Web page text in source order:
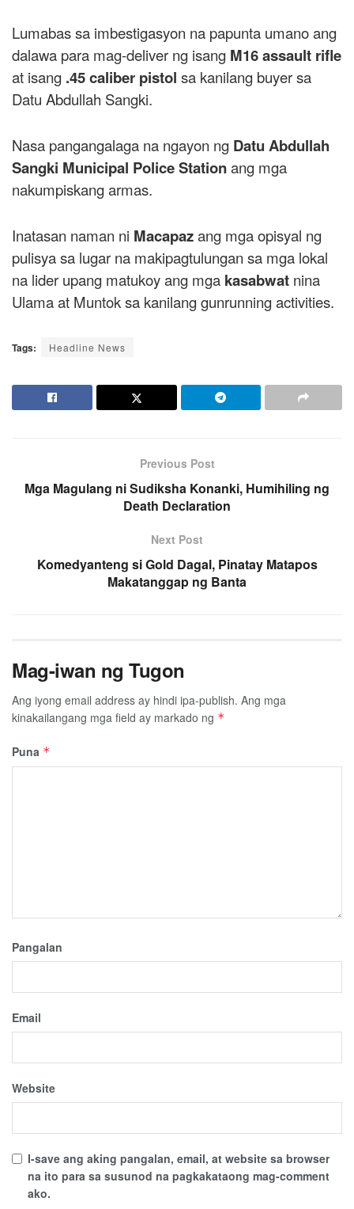
Lumabas sa imbestigasyon na papunta umano ang
dalawa para mag-deliver ng isang M16 assault rifle
at isang .45 caliber pistol sa kanilang buyer sa
Datu Abdullah Sangki.
Nasa pangangalaga na ngayon ng Datu Abdullah
Sangki Municipal Police Stationang mga
nakumpiskang armas.
Inatasan naman ni Macapazang mga opisyal ng
pulisya sa lugar na makipagtulungan sa mga lokal
na lider upang matukoy ang mga kasabwat nina
Ulama at Muntok sa kanilang gunrunning activities.
Tags: Headline News
Previous Post
Mga Magulang ni Sudiksha Konanki, Humihiling ng
Death Declaration
Next Post
Komedyanteng si Gold Dagal, Pinatay Matapos
Makatanggap ng Banta
Mag-iwan ng Tugon
Ang iyong email address ay hindi ipa-publish. Ang mga
kinakailangang mga field ay markado ng *
Puna *
Pangalan
Email
Website
I-save ang aking pangalan, email, at website sa browser
na ito para sa susunod na pagkakataong mag-comment
ako.